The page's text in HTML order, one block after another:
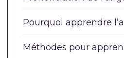
Pourquoi apprendre
Méthodes pour